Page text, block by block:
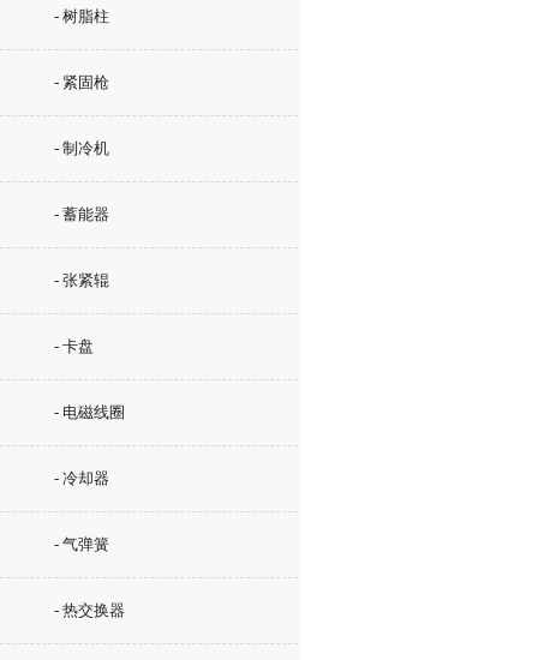
- 树脂柱
- 紧固枪
- 制冷机
- 蓄能器
- 张紧辊
- 卡盘
- 电磁线圈
- 冷却器
- 气弹簧
- 热交换器